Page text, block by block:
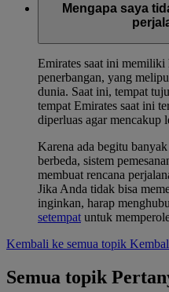
Mengapa saya
Emirates saat ini memiliki
penerbangan, yang
dunia. Saat ini, tempat
tempat Emirates saat ini
diperluas agar mencakup
Karena ada begitu
berbeda, sistem
membuat rencana
Jika Anda tidak bisa
inginkan, harap
setempat untuk
Kembali ke semua topik
Semua topik